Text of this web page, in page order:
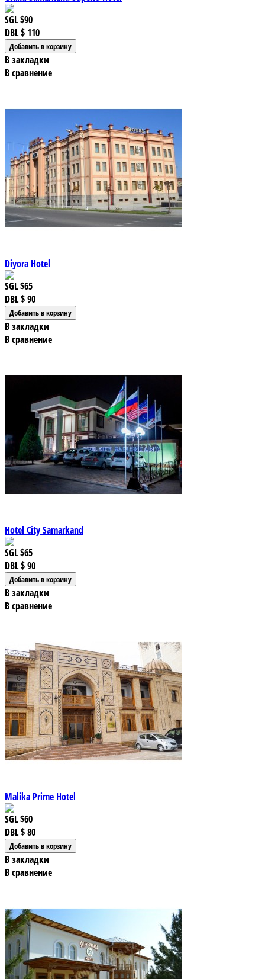
SGL$90
DBL$ 110
В закладки
В сравнение
Diyora Hotel
SGL$65
DBL$ 90
В закладки
В сравнение
Hotel City Samarkand
SGL$65
DBL$ 90
В закладки
В сравнение
Malika Prime Hotel
SGL$60
DBL$ 80
В закладки
В сравнение